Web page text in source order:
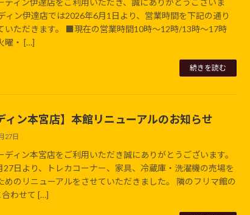
ィン伊達店では2026年6月1日より、営業時間を下記の通り
いただきます。 ■現在の営業時間10時～12時/13時～17時
曜・ […]
続きを読む
ィン本宮店】本館リニューアルのお知らせ
27日
ディン本宮店をご利用いただき誠にありがとうございます。
27日より、トレカコーナー、家具、冷蔵庫・洗濯機の売場を
めのリニューアルをさせていただきました。 隣のフリマ館の
わせて […]